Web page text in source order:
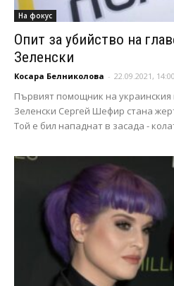
На фокус
Опит за убийство на
Зеленски
Косара Белниколова - 22.09.2021, 14:00
Първият помощник на
Зеленски Сергей Шефир стана
Той е бил нападнат в засада -